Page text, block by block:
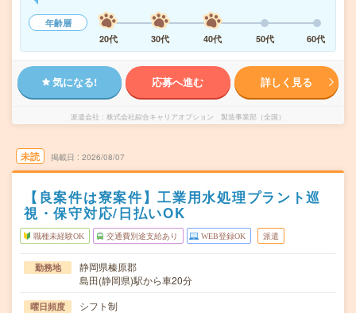
年齢層
20代
30代 40代 50代 60代
気になる! 応募へ進む 詳しく見る
派遣会社 株式会社綜合キャリアオプション 製造事業部（全国）
未読 掲載日 2026/08/07
【良案件は寮案件】工業用水処理プラント巡
視・保守対応/日払いOK
職種未経験OK 交通費別途支給あり WEB登録OK 派遣
勤務地
静岡県榛原郡
島田(静岡県)駅から車20分
曜日頻度 シフト制